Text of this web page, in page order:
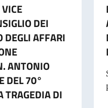
DEI
AFFARI
ANTONIO
DEL 70°
TRAGEDIA DI